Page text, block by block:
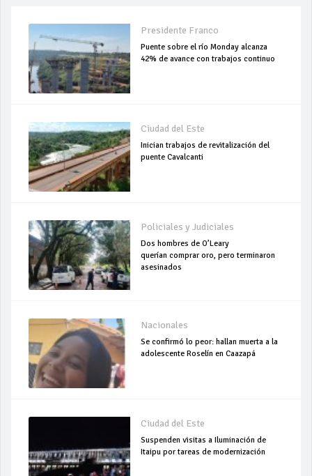
Presidente Franco
Puente sobre el río Monday alcanza
42% de avance con trabajos continuo
Ciudad del Este
Inician trabajos de revitalización del
puente Cavalcanti
Policiales y Judiciales
Dos hombres de O’Leary
querían comprar oro, pero terminaron
asesinados
Nacionales
Se confirmó lo peor: hallan muerta a la
adolescente Roselín en Caazapá
Ciudad del Este
Suspenden visitas a Iluminación de
Itaipu por tareas de modernización